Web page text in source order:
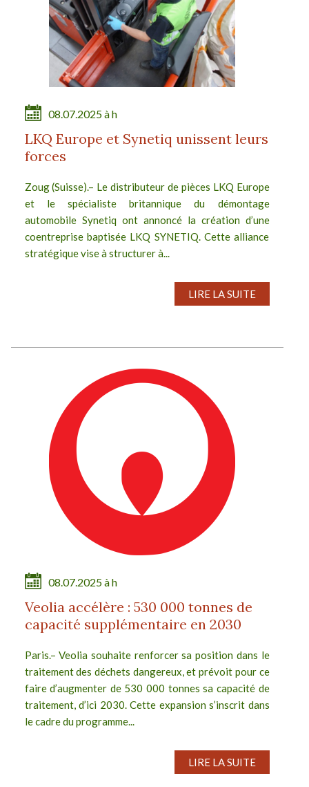
08.07.2025 à h
LKQ Europe et Synetiq unissent leurs
forces
Zoug (Suisse).– Le distributeur de pièces LKQ Europe
et le spécialiste britannique du démontage
automobile Synetiq ont annoncé la création d’une
coentreprise baptisée LKQ SYNETIQ. Cette alliance
stratégique vise à structurer à...
LIRE LA SUITE
08.07.2025 à h
Veolia accélère : 530 000 tonnes de
capacité supplémentaire en 2030
Paris.– Veolia souhaite renforcer sa position dans le
traitement des déchets dangereux, et prévoit pour ce
faire d’augmenter de 530 000 tonnes sa capacité de
traitement, d’ici 2030. Cette expansion s’inscrit dans
le cadre du programme...
LIRE LA SUITE